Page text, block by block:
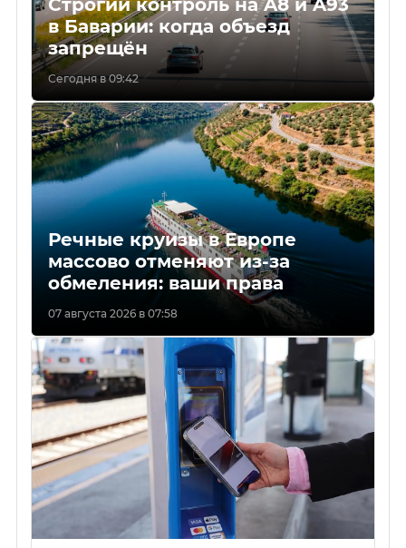
в Баварии: когда объезд
запрещён
Сегодня в 09:42
Речные круизы в Европе
массово отменяют из-за
обмеления: ваши права
07 августа 2026 в 07:58